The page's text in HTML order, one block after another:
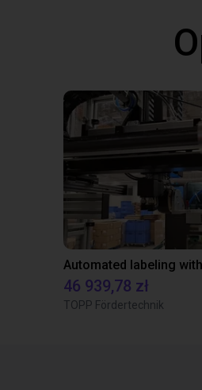
46 939,78 zł
TOPP Fördertechnik